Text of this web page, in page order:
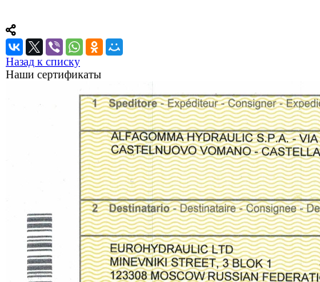
Назад к списку
Наши сертификаты